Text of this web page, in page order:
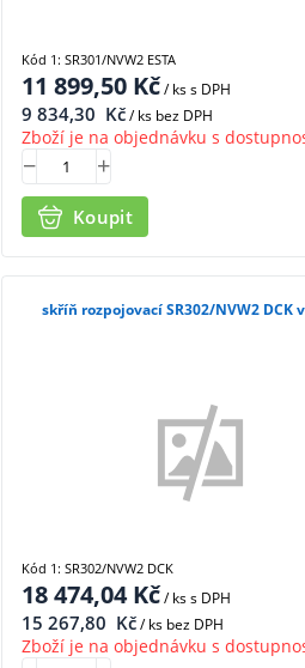
11 899,50 Kč/ kss DPH
9 834,30 Kč/ ks bez DPH
Zboží je na objednávku s
Koupit
Kód 1: SR301/NVW2 ESTA
skříň rozpojovací SR302/NVW2 DCK
18 474,04Kč/ kss DPH
15 267,80 Kč/ ks bez DPH
Zboží je na objednávku s
Kód 1: SR302/NVW2 DCK